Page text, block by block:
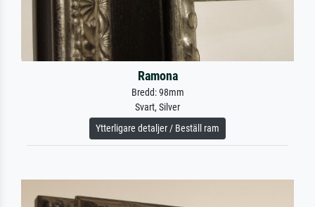
Ramona
Bredd: 98mm
Svart, Silver
Ytterligare detaljer / Beställ ram